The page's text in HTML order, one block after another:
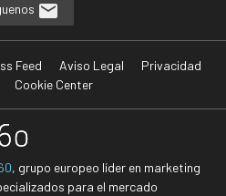
Feed Aviso Legal
Privacidad
Cookie Center
, grupo europeo líder en marketing
para el mercado